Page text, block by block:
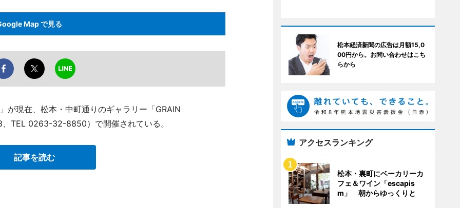
Map で見る
が現在、松本・中町通りのギャラリー「GRAIN
TEL 0263-32-8850）で開催されている。
記事を読む
松本経済新聞の広告は月額15,0
00円から。お問い合わせはこち
らから
アクセスランキング
松本・裏町にベーカリーカ
フェ＆ワイン「escapis
m」 朝からゆっくりと